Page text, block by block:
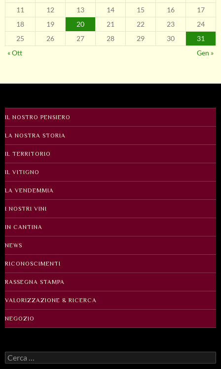
11
12 13 14 15 16
17
18
19 20 21 22 23
24
25
26 27 28 29 30
31
« Ott
Gen »
IL NOSTRO PENSIERO
LA NOSTRA STORIA
IL TERRITORIO
IL VITIGNO
LA VENDEMMIA
I NOSTRI VINI
IN CANTINA
NEWS
RICONOSCIMENTI
RASSEGNA STAMPA
VALORIZZAZIONE & RICERCA
NEGOZIO
Ricerca
per: